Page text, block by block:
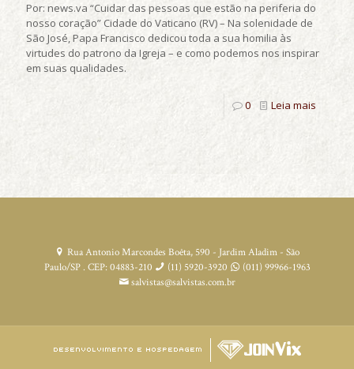
Por: news.va “Cuidar das pessoas que estão na periferia do
nosso coração” Cidade do Vaticano (RV) – Na solenidade de
São José, Papa Francisco dedicou toda a sua homilia às
virtudes do patrono da Igreja – e como podemos nos inspirar
em suas qualidades.
0 Leia mais
Rua Antonio Marcondes Boêta, 590 - Jardim Aladim - São
Paulo/SP . CEP: 04883-210
(11) 5920-3920
(011) 99966-1963
salvistas@salvistas.com.br